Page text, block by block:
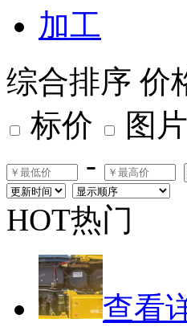
加工
综合排序 价
标价
图片
-
HOT热门
查看